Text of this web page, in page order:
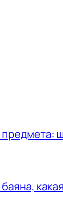
предмета: